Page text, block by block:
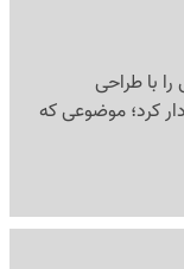
با طراحی
کرد؛ موضوعی که